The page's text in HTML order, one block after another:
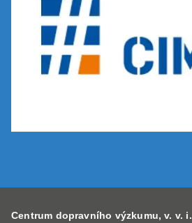
Centrum dopravního výzkumu, v. v. i.